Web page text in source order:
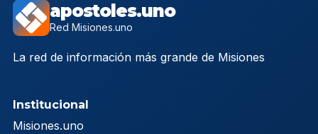
apostoles.uno
Red Misiones.uno
La red de información más grande de Misiones
Institucional
Misiones.uno